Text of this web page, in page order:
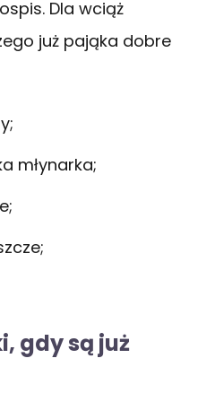
Dla wciąż
już pająka dobre
młynarka;
gdy są już